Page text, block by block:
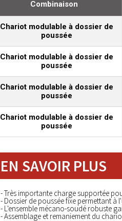
Combinaison
Chariot modulable à dossier de
poussée
Chariot modulable à dossier de
poussée
Chariot modulable à dossier de
poussée
Chariot modulable à dossier de
poussée
EN SAVOIR PLUS
- Très importante charge supportée
- Dossier de poussée fixe permettant
- L'ensemble mécano-soudé robuste
- Assemblage et remaniement du